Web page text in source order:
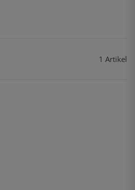
1 Artikel